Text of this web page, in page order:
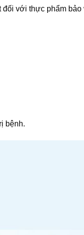
với thực phẩm bảo
bệnh.